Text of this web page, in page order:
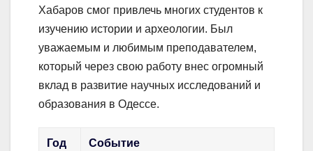
Хабаров смог привлечь многих студентов к
изучению истории и археологии. Был
уважаемым и любимым преподавателем,
который через свою работу внес огромный
вклад в развитие научных исследований и
образования в Одессе.
Год Событие